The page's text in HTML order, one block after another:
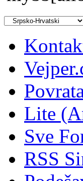
Lite
Sve
RSS